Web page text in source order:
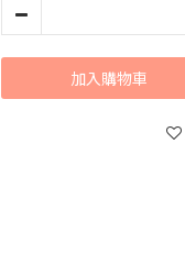
加入購物車